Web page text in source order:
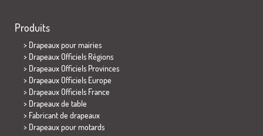
Produits
> Drapeaux pour mairies
> Drapeaux Officiels Régions
> Drapeaux Officiels Provinces
> Drapeaux Officiels Europe
> Drapeaux Officiels France
> Drapeaux de table
> Fabricant de drapeaux
> Drapeaux pour motards